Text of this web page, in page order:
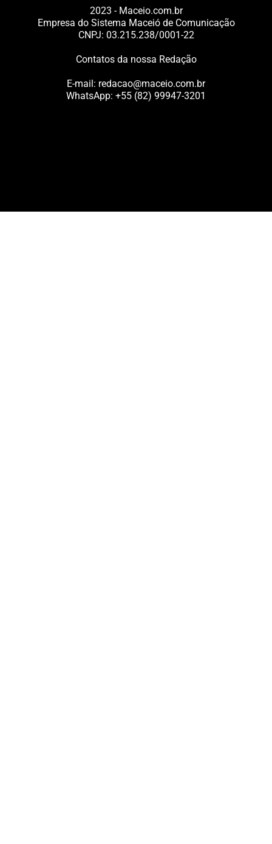
2023 - Maceio.com.br
Empresa do Sistema Maceió de Comunicação
CNPJ: 03.215.238/0001-22
Contatos da nossa Redação
E-mail: redacao@maceio.com.br
WhatsApp: +55 (82) 99947-3201